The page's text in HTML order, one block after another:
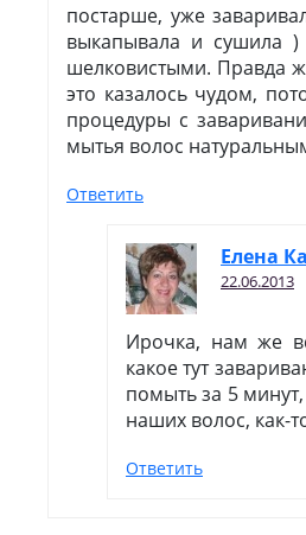
постарше, уже
выкапывала и сушила
шелковистыми. Правда
это казалось чудом,
процедуры с
мытья волос
Ответить
Елена
22.06.2013
Ирочка, нам же
какое тут
помыть за 5
наших волос, как-
Ответить